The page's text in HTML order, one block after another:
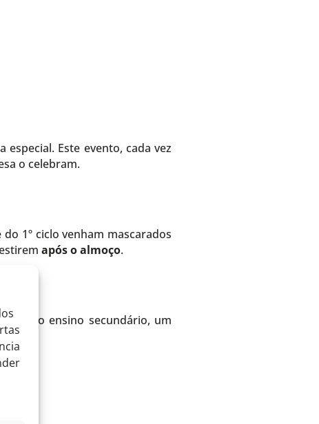
Este evento, cada vez
o celebram.
1º ciclo venham mascarados
após o almoço.
do ensino secundário, um